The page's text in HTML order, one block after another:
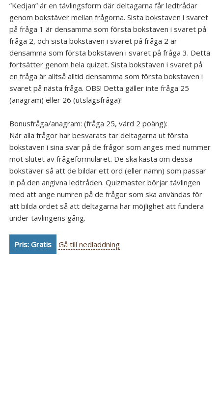
Kontakt
Galleri
”Kedjan” är en tävlingsform där deltagarna får ledtrådar
genom bokstäver mellan frågorna. Sista bokstaven i svaret
på fråga 1 är densamma som första bokstaven i svaret på
fråga 2, och sista bokstaven i svaret på fråga 2 är
densamma som första bokstaven i svaret på fråga 3. Detta
fortsätter genom hela quizet. Sista bokstaven i svaret på
en fråga är alltså alltid densamma som första bokstaven i
svaret på nästa fråga. OBS! Detta gäller inte fråga 25
(anagram) eller 26 (utslagsfråga)!
Bonusfråga/anagram: (fråga 25, värd 2 poäng):
När alla frågor har besvarats tar deltagarna ut första
bokstaven i sina svar på de frågor som anges med nummer
mot slutet av frågeformuläret. De ska kasta om dessa
bokstäver så att de bildar ett ord (eller namn) som passar
in på den angivna ledtråden. Quizmaster börjar tävlingen
med att ange numren på de frågor som ska användas för
att bilda ordet så att deltagarna har möjlighet att fundera
under tävlingens gång.
Pris: Gratis Gå till nedladdning